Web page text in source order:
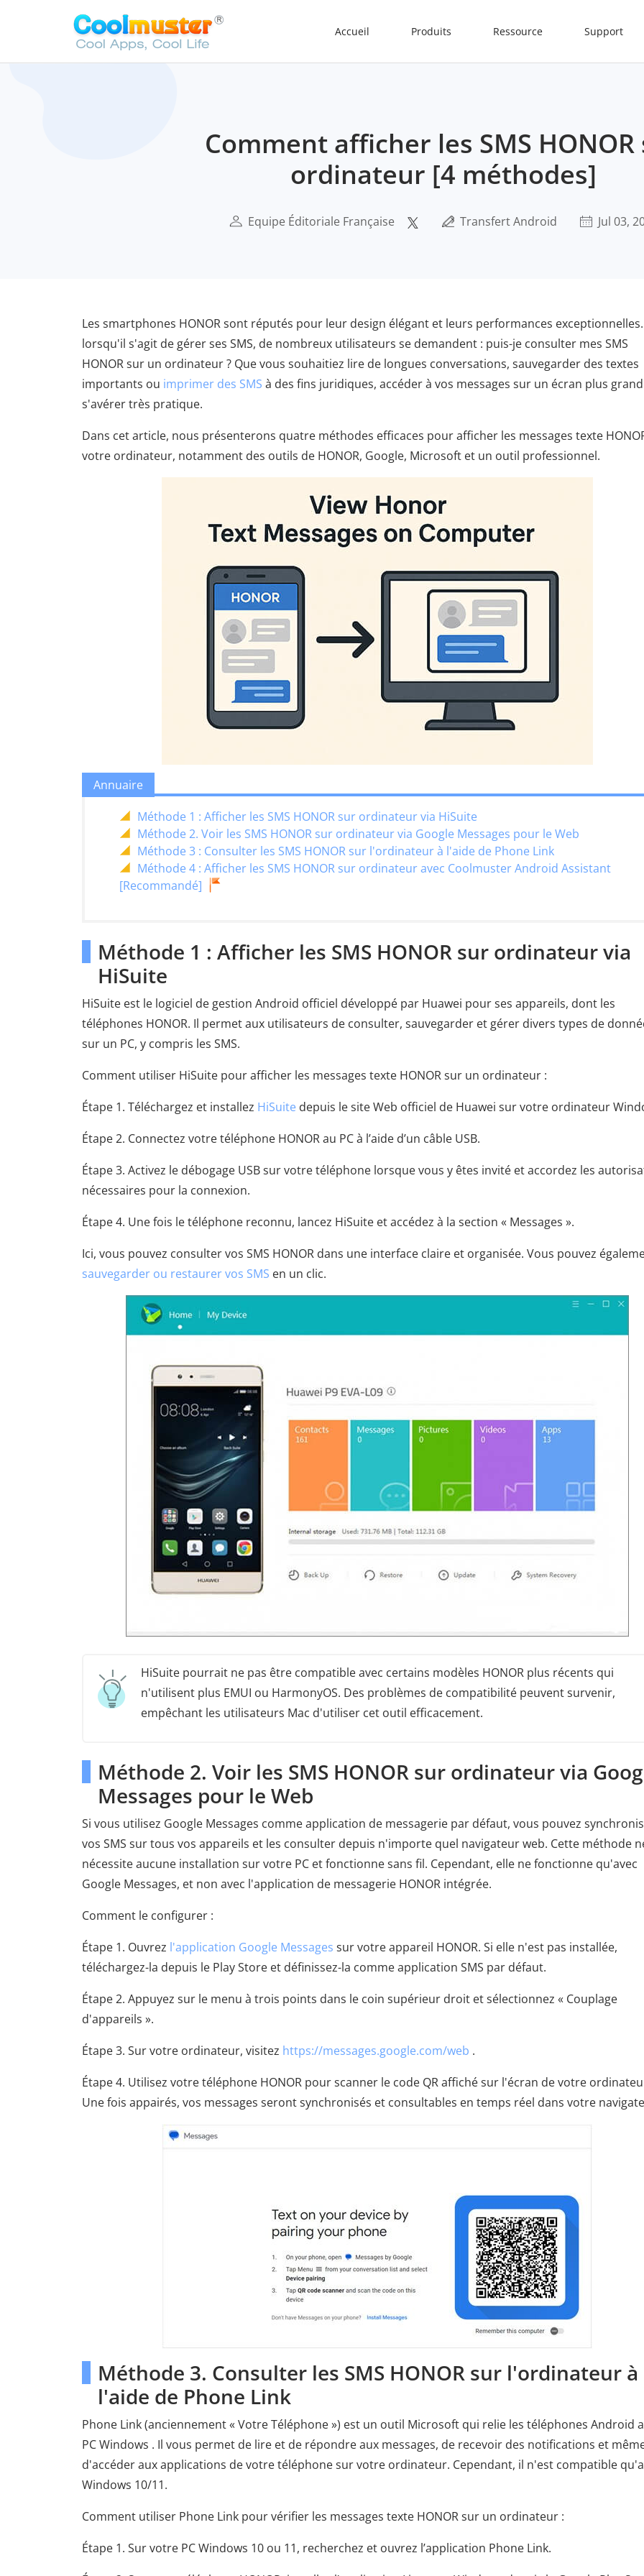
Accueil Produits Ressource Support
Comment afficher les SMS HONOR
ordinateur [4 méthodes]
Equipe Éditoriale Française Transfert Android Jul 03,
Les smartphones HONOR sont réputés pour leur design élégant et leurs performances
lorsqu'il s'agit de gérer ses SMS, de nombreux utilisateurs se demandent : puis-je consulter mes SMS
HONOR sur un ordinateur ? Que vous souhaitiez lire de longues conversations, sauvegarder des textes
importants ou imprimer des SMS à des fins juridiques, accéder à vos messages sur un écran plus
s'avérer très pratique.
Dans cet article, nous présenterons quatre méthodes efficaces pour afficher les messages texte
votre ordinateur, notamment des outils de HONOR, Google, Microsoft et un outil professionnel.
Annuaire
Méthode 1 : Afficher les SMS HONOR sur ordinateur via HiSuite
Méthode 2. Voir les SMS HONOR sur ordinateur via Google Messages pour le Web
Méthode 3 : Consulter les SMS HONOR sur l'ordinateur à l'aide de Phone Link
Méthode 4 : Afficher les SMS HONOR sur ordinateur avec Coolmuster Android Assistant
[Recommandé]
Méthode 1 : Afficher les SMS HONOR sur ordinateur via
HiSuite
HiSuite est le logiciel de gestion Android officiel développé par Huawei pour ses appareils, dont les
téléphones HONOR. Il permet aux utilisateurs de consulter, sauvegarder et gérer divers types de
sur un PC, y compris les SMS.
Comment utiliser HiSuite pour afficher les messages texte HONOR sur un ordinateur :
Étape 1. Téléchargez et installez HiSuite depuis le site Web officiel de Huawei sur votre ordinateur
Étape 2. Connectez votre téléphone HONOR au PC à l’aide d’un câble USB.
Étape 3. Activez le débogage USB sur votre téléphone lorsque vous y êtes invité et accordez les
nécessaires pour la connexion.
Étape 4. Une fois le téléphone reconnu, lancez HiSuite et accédez à la section « Messages ».
Ici, vous pouvez consulter vos SMS HONOR dans une interface claire et organisée. Vous pouvez
sauvegarder ou restaurer vos SMS en un clic.
HiSuite pourrait ne pas être compatible avec certains modèles HONOR plus récents qui
n'utilisent plus EMUI ou HarmonyOS. Des problèmes de compatibilité peuvent survenir,
empêchant les utilisateurs Mac d'utiliser cet outil efficacement.
Méthode 2. Voir les SMS HONOR sur ordinateur via
Messages pour le Web
Si vous utilisez Google Messages comme application de messagerie par défaut, vous pouvez
vos SMS sur tous vos appareils et les consulter depuis n'importe quel navigateur web. Cette méthode
nécessite aucune installation sur votre PC et fonctionne sans fil. Cependant, elle ne fonctionne qu'avec
Google Messages, et non avec l'application de messagerie HONOR intégrée.
Comment le configurer :
Étape 1. Ouvrez l'application Google Messages sur votre appareil HONOR. Si elle n'est pas installée,
téléchargez-la depuis le Play Store et définissez-la comme application SMS par défaut.
Étape 2. Appuyez sur le menu à trois points dans le coin supérieur droit et sélectionnez « Couplage
d'appareils ».
Étape 3. Sur votre ordinateur, visitez https://messages.google.com/web .
Étape 4. Utilisez votre téléphone HONOR pour scanner le code QR affiché sur l'écran de votre
Une fois appairés, vos messages seront synchronisés et consultables en temps réel dans votre
Méthode 3. Consulter les SMS HONOR sur l'ordinateur à
l'aide de Phone Link
Phone Link (anciennement « Votre Téléphone ») est un outil Microsoft qui relie les téléphones Android
PC Windows . Il vous permet de lire et de répondre aux messages, de recevoir des notifications et
d'accéder aux applications de votre téléphone sur votre ordinateur. Cependant, il n'est compatible
Windows 10/11.
Comment utiliser Phone Link pour vérifier les messages texte HONOR sur un ordinateur :
Étape 1. Sur votre PC Windows 10 ou 11, recherchez et ouvrez l’application Phone Link.